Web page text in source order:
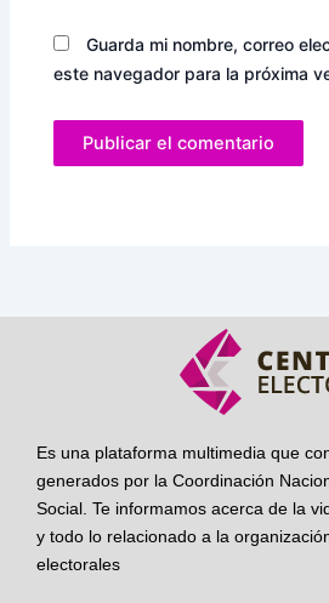
Guarda mi nombre, correo
este navegador para la próxima
Es una plataforma multimedia que
generados por la Coordinación
Social. Te informamos acerca de la
y todo lo relacionado a la
electorales